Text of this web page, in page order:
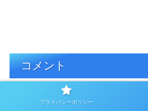
コメント
プライバシーポリシー